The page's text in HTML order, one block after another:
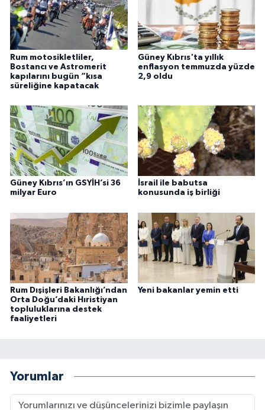
Rum motosikletliler,
Bostancı ve Astromerit
kapılarını bugün “kısa
süreliğine kapatacak
Güney Kıbrıs'ta yıllık
enflasyon temmuzda yüzde
2,9 oldu
Güney Kıbrıs’ın GSYİH’si 36
milyar Euro
İsrail ile babutsa
konusunda iş birliği
Rum Dışişleri Bakanlığı’ndan
Orta Doğu’daki Hıristiyan
topluluklarına destek
faaliyetleri
Yeni bakanlar yemin etti
Yorumlar